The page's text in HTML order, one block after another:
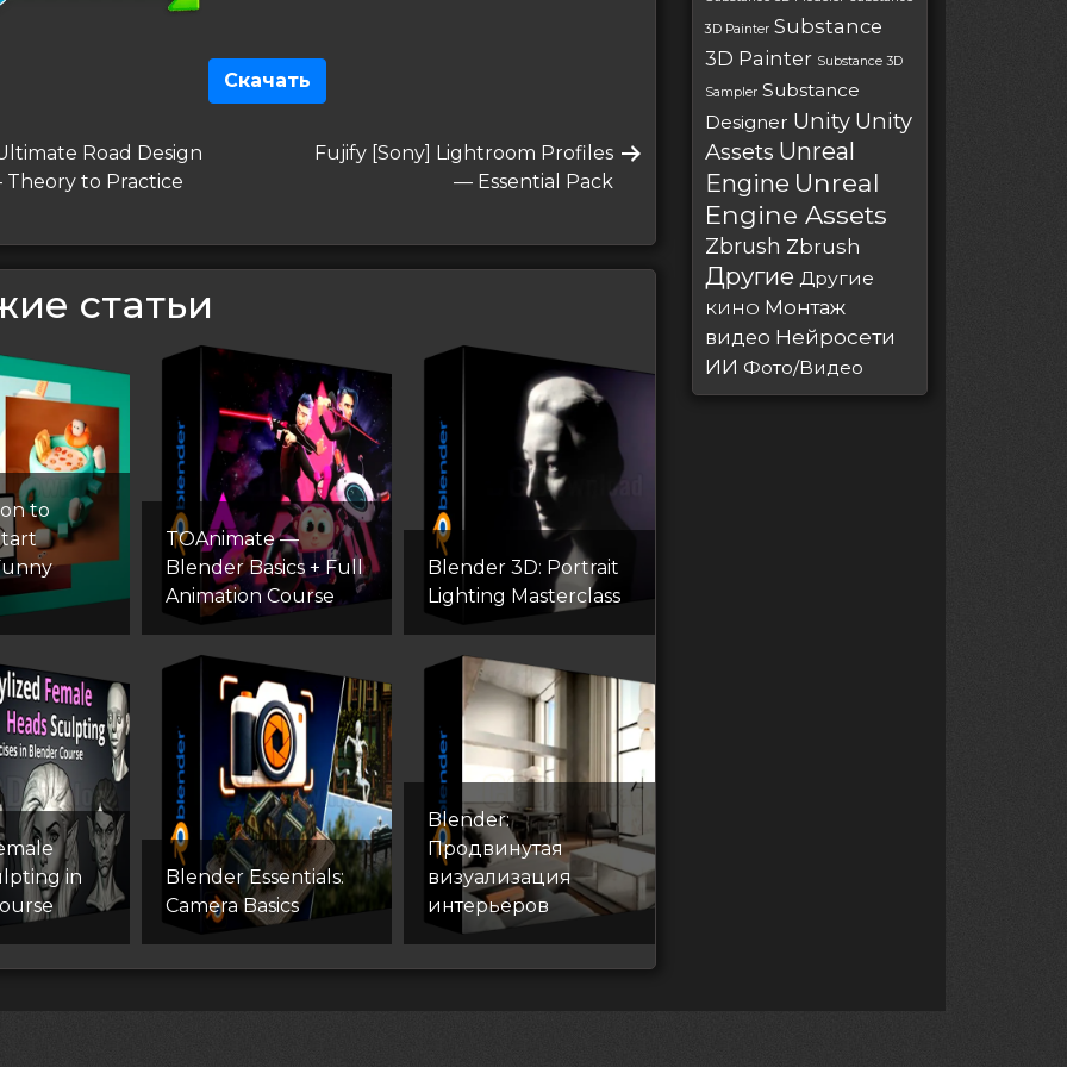
Скачать
Road Design
Theory to Practice
Следующая
Fujify [Sony] Lightroom Profiles
— Essential Pack
статьи
to
TOAnimate —
Blender Basics + Full
Animation Course
Blender 3D: Portrait
Lighting Masterclass
in
Blender Essentials:
Camera Basics
Blender:
Продвинутая
визуализация
интерьеров
3D Painter Substance
3D Painter Substance 3D
Sampler Substance
Designer Unity Unity
Assets Unreal
Engine Unreal
Engine Assets
Zbrush Zbrush
Другие Другие
КИНО Монтаж
видео Нейросети
ИИ Фото/Видео